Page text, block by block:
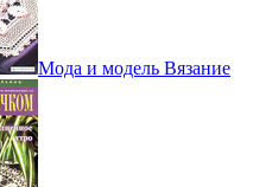
Мода и модель Вязание